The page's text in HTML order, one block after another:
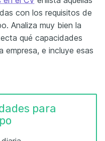
con los requisitos de
Analiza muy bien la
qué capacidades
empresa, e incluye esas
para